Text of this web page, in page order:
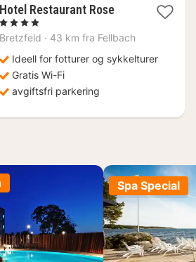
Hotel Restaurant Rose3
fra
kr.
, 4 Stjerner
Bretzfeld · 43 km fra Fellbach
Ideell for fotturer og sykkelturer
Gratis Wi-Fi
avgiftsfri parkering
Spa Special